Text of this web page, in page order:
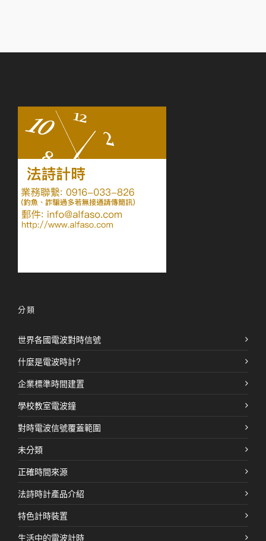
分類
世界各國電波對時信號
什麼是電波時計?
企業標準時間建置
學校教室電波鐘
對時電波信號覆蓋範圍
未分類
正確時間來源
法詩時計產品介紹
特色計時裝置
生活中的電波計時